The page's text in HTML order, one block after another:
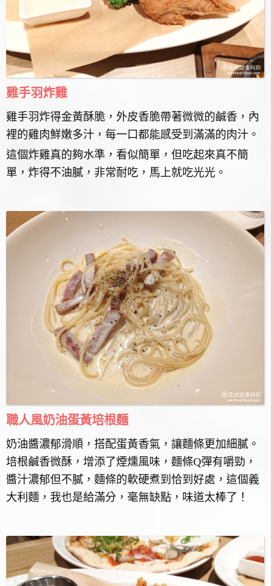
雞手羽炸雞
雞手羽炸得金黃酥脆，外皮香脆帶著微微的鹹香，內
裡的雞肉鮮嫩多汁，每一口都能感受到滿滿的肉汁。
這個炸雞真的夠水準，看似簡單，但吃起來真不簡
單，炸得不油膩，非常耐吃，馬上就吃光光。
職人風奶油蛋黃培根麵
奶油醬濃郁滑順，搭配蛋黃香氣，讓麵條更加細膩。
培根鹹香微酥，增添了煙燻風味，麵條Q彈有嚼勁，
醬汁濃郁但不膩，麵條的軟硬煮到恰到好處，這個義
大利麵，我也是給滿分，毫無缺點，味道太棒了！